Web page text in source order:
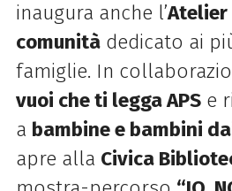
inaugura anche l’Atelier
comunitàdedicato ai
famiglie. In
vuoi che ti legga APSe
a bambine e bambini
apre alla Civica